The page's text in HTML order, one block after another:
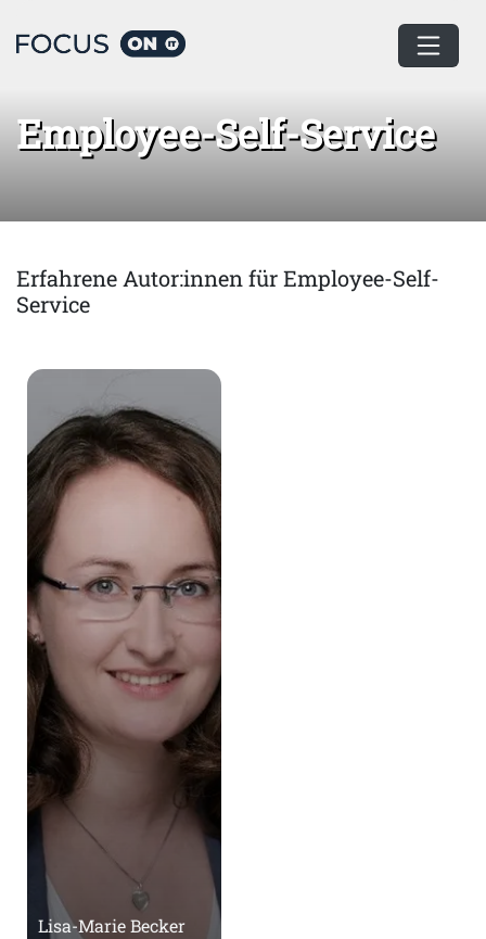
Home Employee-Self-Service
Employee-Self-Service
Erfahrene Autor:innen für Employee-Self-
Service
Lisa-Marie Becker